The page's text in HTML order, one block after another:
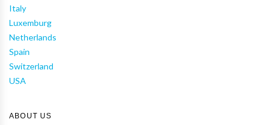
Italy
Luxemburg
Netherlands
Spain
Switzerland
USA
ABOUT US